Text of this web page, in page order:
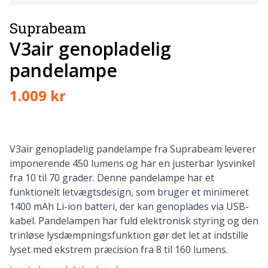
Suprabeam
V3air genopladelig
pandelampe
1.009 kr
V3air genopladelig pandelampe fra Suprabeam leverer
imponerende 450 lumens og har en justerbar lysvinkel
fra 10 til 70 grader. Denne pandelampe har et
funktionelt letvægtsdesign, som bruger et minimeret
1400 mAh Li-ion batteri, der kan genoplades via USB-
kabel. Pandelampen har fuld elektronisk styring og den
trinløse lysdæmpningsfunktion gør det let at indstille
lyset med ekstrem præcision fra 8 til 160 lumens.